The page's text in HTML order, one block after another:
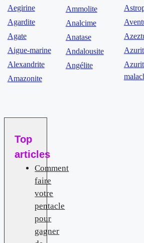
Aegirine
Agardite
Agate
Aigue-marine
Alexandrite
Amazonite
Ammolite
Analcime
Anatase
Andalousite
Angélite
Top
articles
Comment
faire
votre
pentacle
pour
gagner